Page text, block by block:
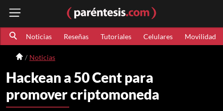
Noticias Reseñas Tutoriales Celulares Movilidad
Noticias
Hackean a 50 Cent para
promover criptomoneda